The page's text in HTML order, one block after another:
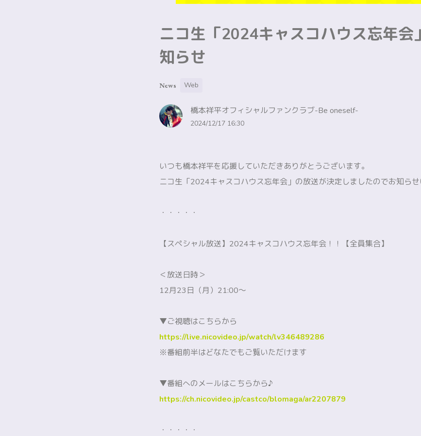
ニコ生「2024キャスコハウス忘年会
知らせ
News Web
橋本祥平オフィシャルファンクラブ-Be oneself-
2024/12/17 16:30
いつも橋本祥平を応援していただきありがとうございます。
ニコ生「2024キャスコハウス忘年会」の放送が決定しましたのでお知らせ
・・・・・
【スペシャル放送】2024キャスコハウス忘年会！！【全員集合】
＜放送日時＞
12月23日（月）21:00～
▼ご視聴はこちらから
https://live.nicovideo.jp/watch/lv346489286
※番組前半はどなたでもご覧いただけます
▼番組へのメールはこちらから♪
https://ch.nicovideo.jp/castco/blomaga/ar2207879
・・・・・